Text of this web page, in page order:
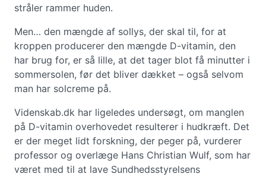
stråler rammer huden.
Men… den mængde af sollys, der skal til, for at
kroppen producerer den mængde D-vitamin, den
har brug for, er så lille, at det tager blot få minutter i
sommersolen, før det bliver dækket – også selvom
man har solcreme på.
Videnskab.dk har ligeledes undersøgt, om manglen
på D-vitamin overhovedet resulterer i hudkræft. Det
er der meget lidt forskning, der peger på, vurderer
professor og overlæge Hans Christian Wulf, som har
været med til at lave Sundhedsstyrelsens